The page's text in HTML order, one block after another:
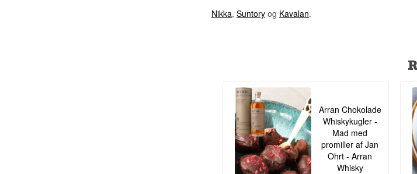
Nikka, Suntory og Kavalan.
Arran Chokolade
Whiskykugler -
Mad med
promiller af Jan
Ohrt - Arran
Whisky